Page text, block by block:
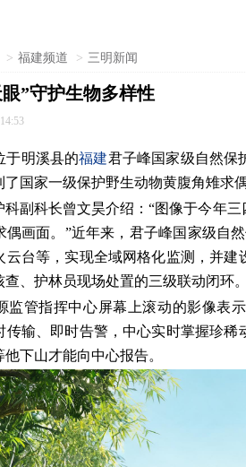
> 福建频道 > 三明新闻
”守护生物多样性
于明溪县的福建君子峰国家级自然保
国家一级保护野生动物黄腹角雉求
科副科长曾文昊介绍：“图像于今年
偶画面。”近年来，君子峰国家级自
云台等，实现全域网格化监测，并
、护林员现场处置的三级联动闭环。
监管指挥中心屏幕上滚动的影像表
传输、即时告警，中心实时掌握珍
下山才能向中心报告。